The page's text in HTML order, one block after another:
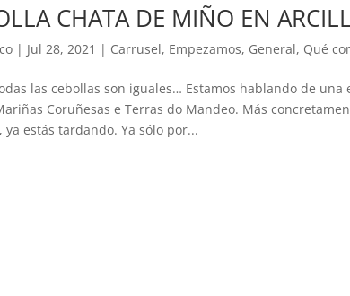
CHATA DE MIÑO EN
| Jul 28, 2021 | Carrusel, Empezamos, General, Qué
las cebollas son iguales… Estamos hablando de
Coruñesas e Terras do Mandeo. Más
ya estás tardando. Ya sólo por...